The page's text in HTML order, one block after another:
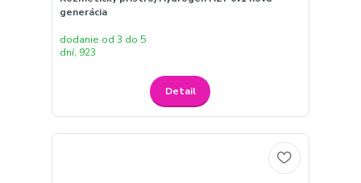
generácia
dodanie od 3 do 5
dní, 923
Detail